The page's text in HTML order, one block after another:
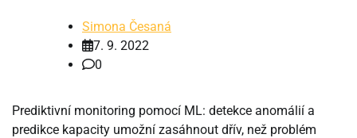
Simona Česaná
7. 9. 2022
0
Prediktivní monitoring pomocí ML: detekce anomálií a
predikce kapacity umožní zasáhnout dřív, než problém